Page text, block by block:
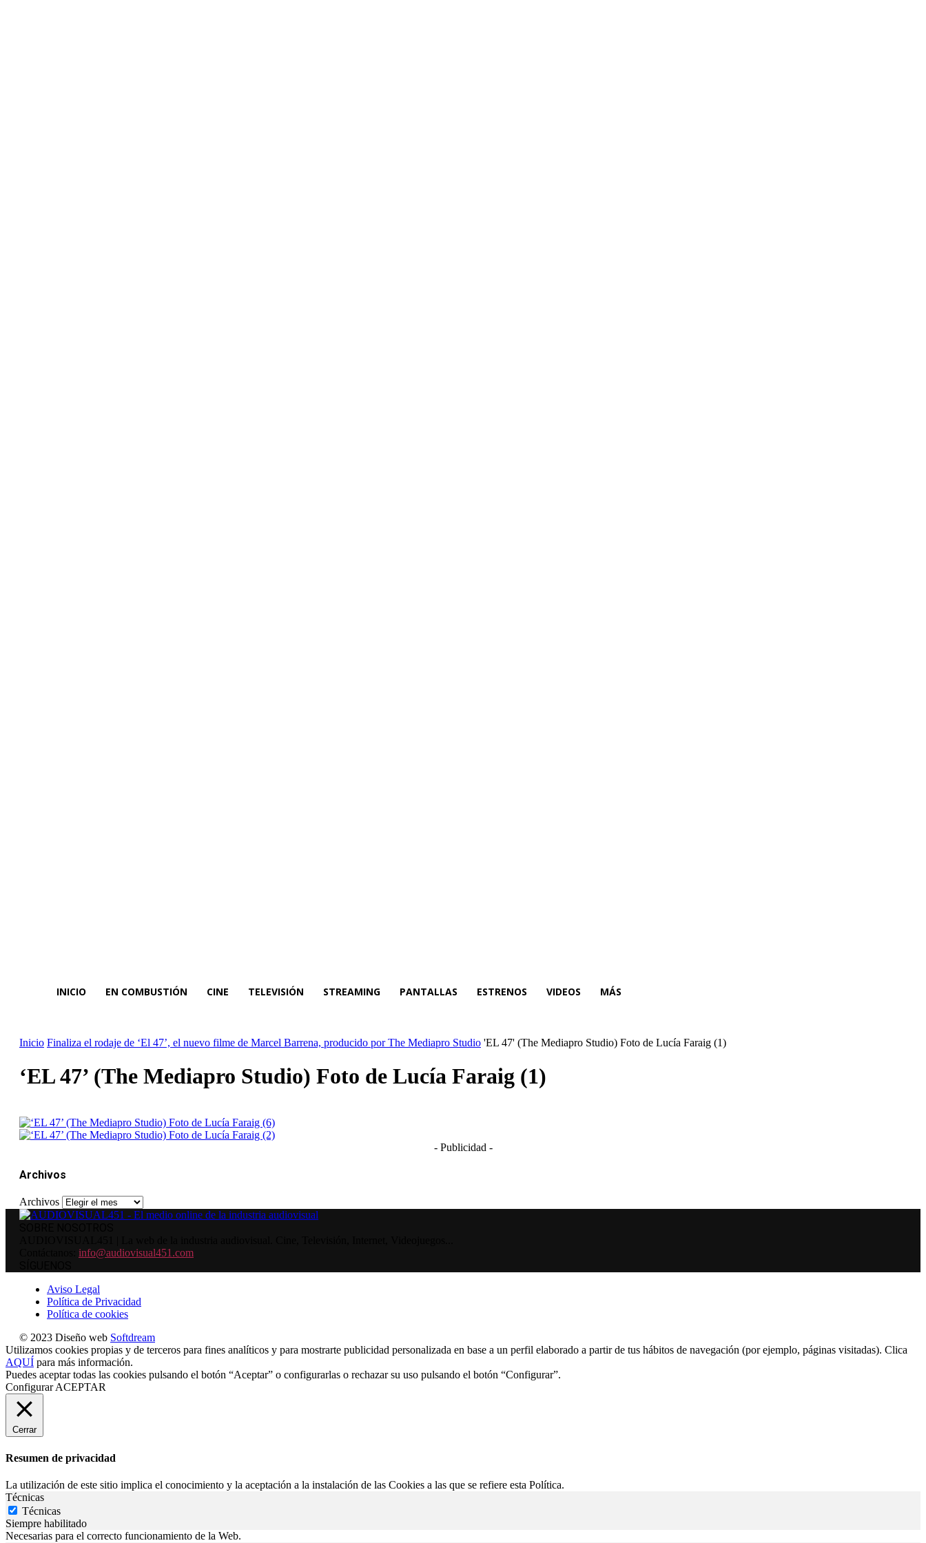
INICIO EN COMBUSTIÓN CINE TELEVISIÓN STREAMING PANTALLAS ESTRENOS VIDEOS MÁS
Inicio Finaliza el rodaje de ‘El 47’, el nuevo filme de Marcel Barrena, producido por The Mediapro Studio 'EL 47' (The Mediapro Studio) Foto de Lucía Faraig (1)
‘EL 47’ (The Mediapro Studio) Foto de Lucía Faraig (1)
- Publicidad -
Archivos
Archivos
info@audiovisual451.com
Aviso Legal
Política de Privacidad
Política de cookies
© 2023 Diseño web Softdream
Utilizamos cookies propias y de terceros para fines analíticos y para mostrarte publicidad personalizada en base a un perfil elaborado a partir de tus hábitos de navegación (por ejemplo, páginas visitadas). Clica
AQUÍ para más información.
Puedes aceptar todas las cookies pulsando el botón “Aceptar” o configurarlas o rechazar su uso pulsando el botón “Configurar”.
ConfigurarACEPTAR
Cerrar
Resumen de privacidad
La utilización de este sitio implica el conocimiento y la aceptación a la instalación de las Cookies a las que se refiere esta Política.
Técnicas
Técnicas
Siempre habilitado
Necesarias para el correcto funcionamiento de la Web.